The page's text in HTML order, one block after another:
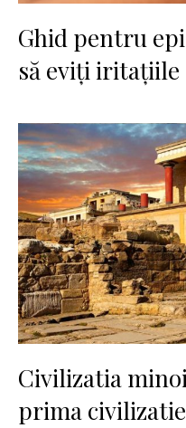
Ghid pentru
să eviți iritațiile
Civilizatia
prima